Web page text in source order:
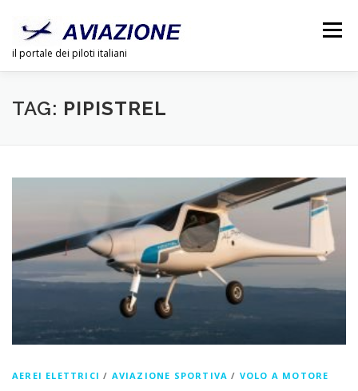
contenuto
il portale dei piloti italiani
Menu
CHI SIAMO PUBBLICITÀ
TAG: PIPISTREL
AEREI ELETTRICI / AVIAZIONE SPORTIVA / VOLO A MOTORE